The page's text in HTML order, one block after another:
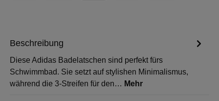
Beschreibung
Diese Adidas Badelatschen sind perfekt fürs
Schwimmbad. Sie setzt auf stylishen Minimalismus,
während die 3-Streifen für den… Mehr